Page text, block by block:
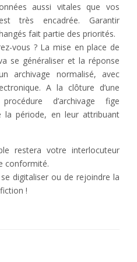
aussi vitales que vos
très encadrée. Garantir
fait partie des priorités.
vous ? La mise en place de
se généraliser et la réponse
archivage normalisé, avec
A la clôture d’une
d’archivage fige
la période, en leur attribuant
restera votre interlocuteur
conformité.
digitaliser ou de rejoindre la
!